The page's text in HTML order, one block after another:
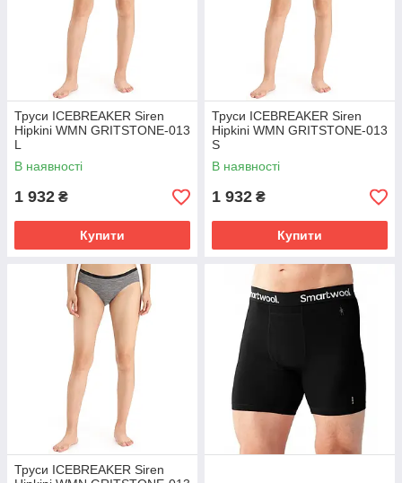
Труси ICEBREAKER Siren
Hipkini WMN GRITSTONE-013
L
В наявності
1 932 ₴
Купити
Труси ICEBREAKER Siren
Hipkini WMN GRITSTONE-013
S
В наявності
1 932 ₴
Купити
Труси ICEBREAKER Siren